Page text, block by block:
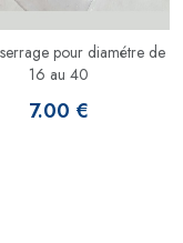
pour diamétre de
16 au 40
7.00 €